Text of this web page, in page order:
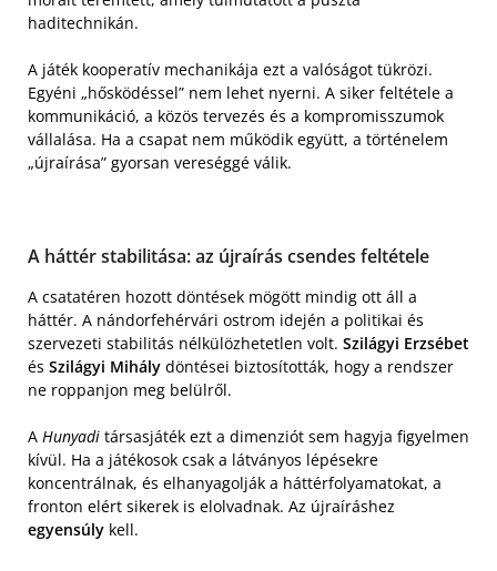
haditechnikán.
A játék kooperatív mechanikája ezt a valóságot tükrözi.
Egyéni „hősködéssel” nem lehet nyerni. A siker feltétele a
kommunikáció, a közös tervezés és a kompromisszumok
vállalása. Ha a csapat nem működik együtt, a történelem
„újraírása” gyorsan vereséggé válik.
A háttér stabilitása: az újraírás csendes feltétele
A csatatéren hozott döntések mögött mindig ott áll a
háttér. A nándorfehérvári ostrom idején a politikai és
szervezeti stabilitás nélkülözhetetlen volt. Szilágyi Erzsébet
és Szilágyi Mihály döntései biztosították, hogy a rendszer
ne roppanjon meg belülről.
A Hunyadi társasjáték ezt a dimenziót sem hagyja figyelmen
kívül. Ha a játékosok csak a látványos lépésekre
koncentrálnak, és elhanyagolják a háttérfolyamatokat, a
fronton elért sikerek is elolvadnak. Az újraíráshez
egyensúly kell.